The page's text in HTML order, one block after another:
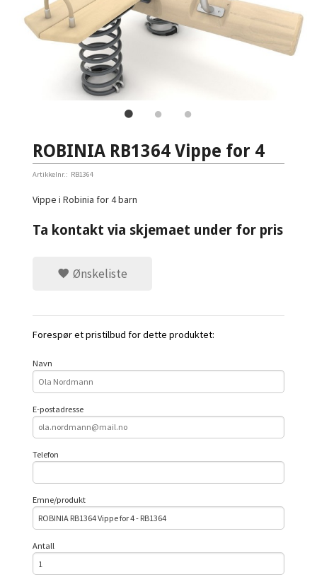
ROBINIA RB1364 Vippe for 4
Artikkelnr.: RB1364
Vippe i Robinia for 4 barn
Ta kontakt via skjemaet under for pris
Ønskeliste
Forespør et pristilbud for dette produktet:
Navn
E-postadresse
Telefon
Emne/produkt
Antall